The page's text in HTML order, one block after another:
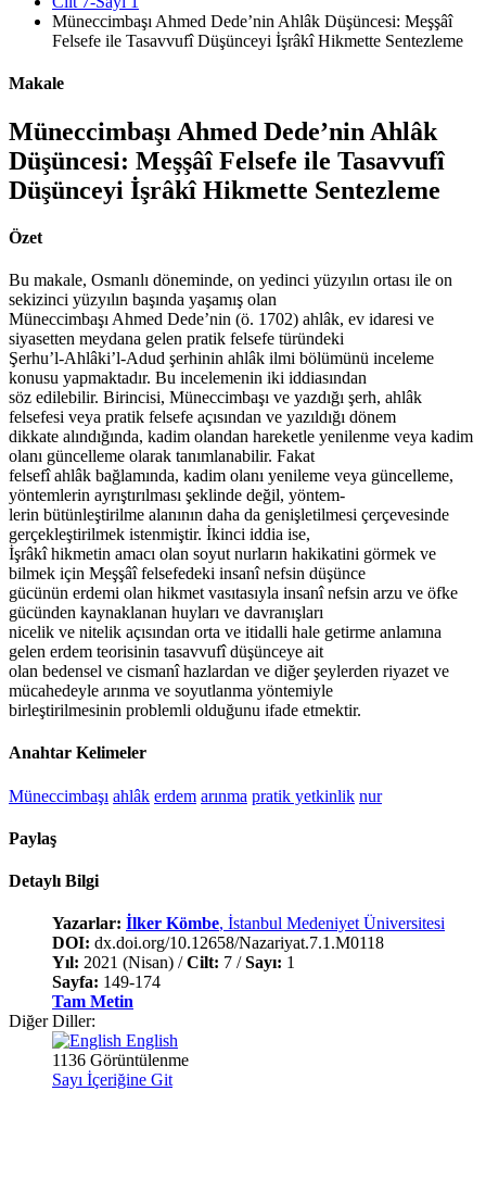
Müneccimbaşı Ahmed Dede’nin Ahlâk Düşüncesi: Meşşâî
Felsefe ile Tasavvufî Düşünceyi İşrâkî Hikmette Sentezleme
Makale
Müneccimbaşı Ahmed Dede’nin Ahlâk
Düşüncesi: Meşşâî Felsefe ile Tasavvufî
Düşünceyi İşrâkî Hikmette Sentezleme
Özet
Bu makale, Osmanlı döneminde, on yedinci yüzyılın ortası ile on
sekizinci yüzyılın başında yaşamış olan
Müneccimbaşı Ahmed Dede’nin (ö. 1702) ahlâk, ev idaresi ve
siyasetten meydana gelen pratik felsefe türündeki
Şerhu’l-Ahlâki’l-Adud şerhinin ahlâk ilmi bölümünü inceleme
konusu yapmaktadır. Bu incelemenin iki iddiasından
söz edilebilir. Birincisi, Müneccimbaşı ve yazdığı şerh, ahlâk
felsefesi veya pratik felsefe açısından ve yazıldığı dönem
dikkate alındığında, kadim olandan hareketle yenilenme veya kadim
olanı güncelleme olarak tanımlanabilir. Fakat
felsefî ahlâk bağlamında, kadim olanı yenileme veya güncelleme,
yöntemlerin ayrıştırılması şeklinde değil, yöntem-
lerin bütünleştirilme alanının daha da genişletilmesi çerçevesinde
gerçekleştirilmek istenmiştir. İkinci iddia ise,
İşrâkî hikmetin amacı olan soyut nurların hakikatini görmek ve
bilmek için Meşşâî felsefedeki insanî nefsin düşünce
gücünün erdemi olan hikmet vasıtasıyla insanî nefsin arzu ve öfke
gücünden kaynaklanan huyları ve davranışları
nicelik ve nitelik açısından orta ve itidalli hale getirme anlamına
gelen erdem teorisinin tasavvufî düşünceye ait
olan bedensel ve cismanî hazlardan ve diğer şeylerden riyazet ve
mücahedeyle arınma ve soyutlanma yöntemiyle
birleştirilmesinin problemli olduğunu ifade etmektir.
Anahtar Kelimeler
Müneccimbaşı ahlâk erdem arınma pratik yetkinlik nur
Paylaş
Detaylı Bilgi
Yazarlar: İlker Kömbe, İstanbul Medeniyet Üniversitesi
DOI: dx.doi.org/10.12658/Nazariyat.7.1.M0118
Yıl: 2021 (Nisan) /Cilt: 7 /Sayı: 1
Sayfa: 149-174
Tam Metin
Diğer Diller:
English
1136 Görüntülenme
Sayı İçeriğine Git